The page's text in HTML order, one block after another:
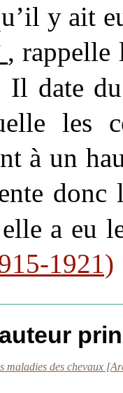
y ait
, rappelle
Il date
les
à un
a eu
1921)